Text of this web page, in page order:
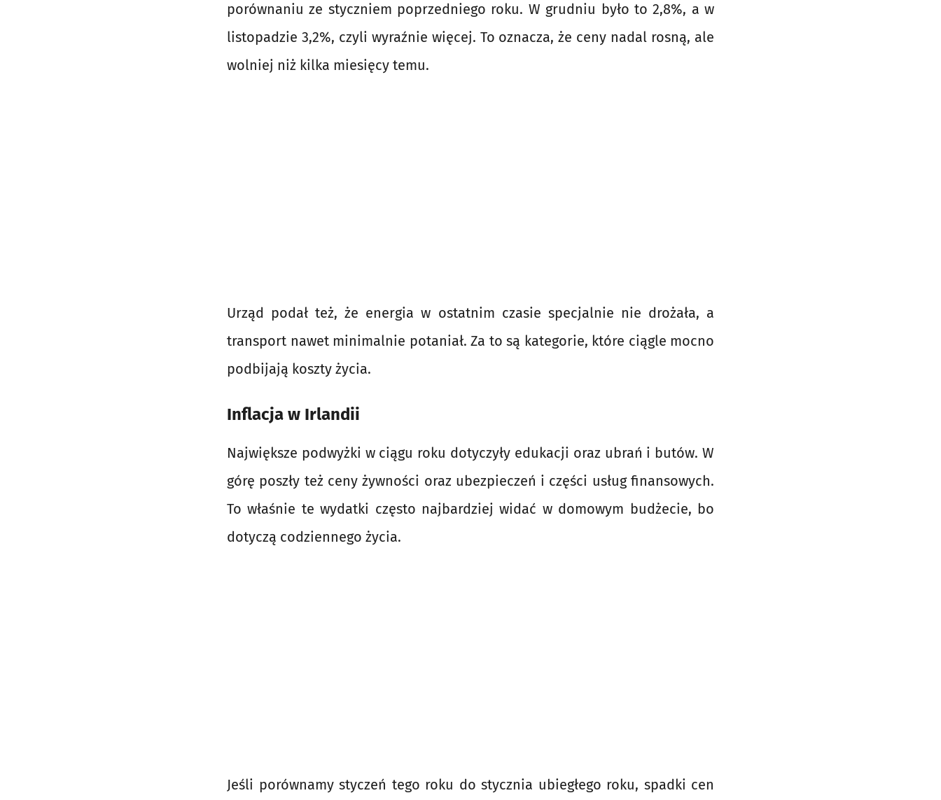
porównaniu ze styczniem poprzedniego roku. W grudniu było to 2,8%, a w
listopadzie 3,2%, czyli wyraźnie więcej. To oznacza, że ceny nadal rosną, ale
wolniej niż kilka miesięcy temu.
Urząd podał też, że energia w ostatnim czasie specjalnie nie drożała, a
transport nawet minimalnie potaniał. Za to są kategorie, które ciągle mocno
podbijają koszty życia.
Inflacja w Irlandii
Największe podwyżki w ciągu roku dotyczyły edukacji oraz ubrań i butów. W
górę poszły też ceny żywności oraz ubezpieczeń i części usług finansowych.
To właśnie te wydatki często najbardziej widać w domowym budżecie, bo
dotyczą codziennego życia.
Jeśli porównamy styczeń tego roku do stycznia ubiegłego roku, spadki cen